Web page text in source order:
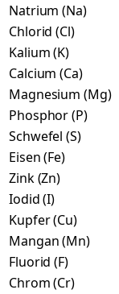
Natrium (Na)
Chlorid (Cl)
Kalium (K)
Calcium (Ca)
Magnesium (Mg)
Phosphor (P)
Schwefel (S)
Eisen (Fe)
Zink (Zn)
Iodid (I)
Kupfer (Cu)
Mangan (Mn)
Fluorid (F)
Chrom (Cr)